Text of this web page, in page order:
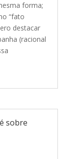
forma;
“fato
destacar
(racional
sobre